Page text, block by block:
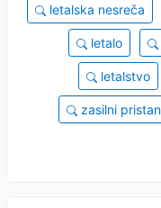
letalska nesreča
letalo
letalstvo
zasilni